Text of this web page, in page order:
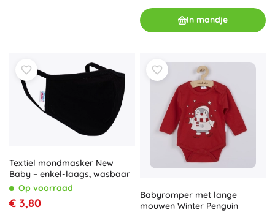
In mandje
Textiel mondmasker New
Baby – enkel-laags, wasbaar
Op voorraad
€ 3,80
Babyromper met lange
mouwen Winter Penguin